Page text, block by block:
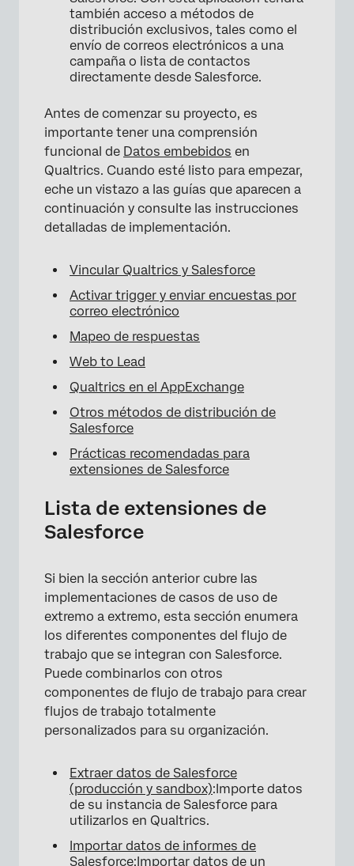
también acceso a métodos de
distribución exclusivos, tales como el
envío de correos electrónicos a una
campaña o lista de contactos
directamente desde Salesforce.
Antes de comenzar su proyecto, es
importante tener una comprensión
funcional de Datos embebidos en
Qualtrics. Cuando esté listo para empezar,
eche un vistazo a las guías que aparecen a
continuación y consulte las instrucciones
detalladas de implementación.
Vincular Qualtrics y Salesforce
Activar trigger y enviar encuestas por
correo electrónico
Mapeo de respuestas
Web to Lead
Qualtrics en el AppExchange
Otros métodos de distribución de
Salesforce
Prácticas recomendadas para
extensiones de Salesforce
Lista de extensiones de
Salesforce
Si bien la sección anterior cubre las
implementaciones de casos de uso de
extremo a extremo, esta sección enumera
los diferentes componentes del flujo de
trabajo que se integran con Salesforce.
Puede combinarlos con otros
componentes de flujo de trabajo para crear
flujos de trabajo totalmente
personalizados para su organización.
Extraer datos de Salesforce
(producción y sandbox):Importe datos
de su instancia de Salesforce para
utilizarlos en Qualtrics.
Importar datos de informes de
Salesforce:Importar datos de un